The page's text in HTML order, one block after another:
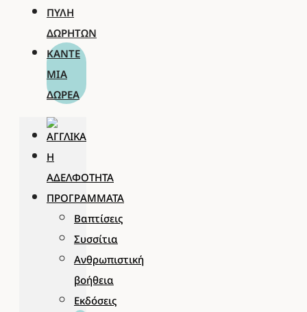
ΠΎΛΗ
ΔΩΡΗΤΏΝ
ΚΆΝΤΕ
ΜΊΑ
ΔΩΡΕΆ
Η
ΑΔΕΛΦΌΤΗΤΑ
ΠΡΟΓΡΆΜΜΑΤΑ
Βαπτίσεις
Συσσίτια
Ανθρωπιστική
βοήθεια
Εκδόσεις